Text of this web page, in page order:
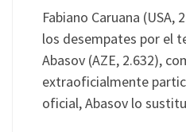
Fabiano Caruana (USA,
los desempates por el
Abasov (AZE, 2.632),
extraoficialmente
oficial, Abasov lo